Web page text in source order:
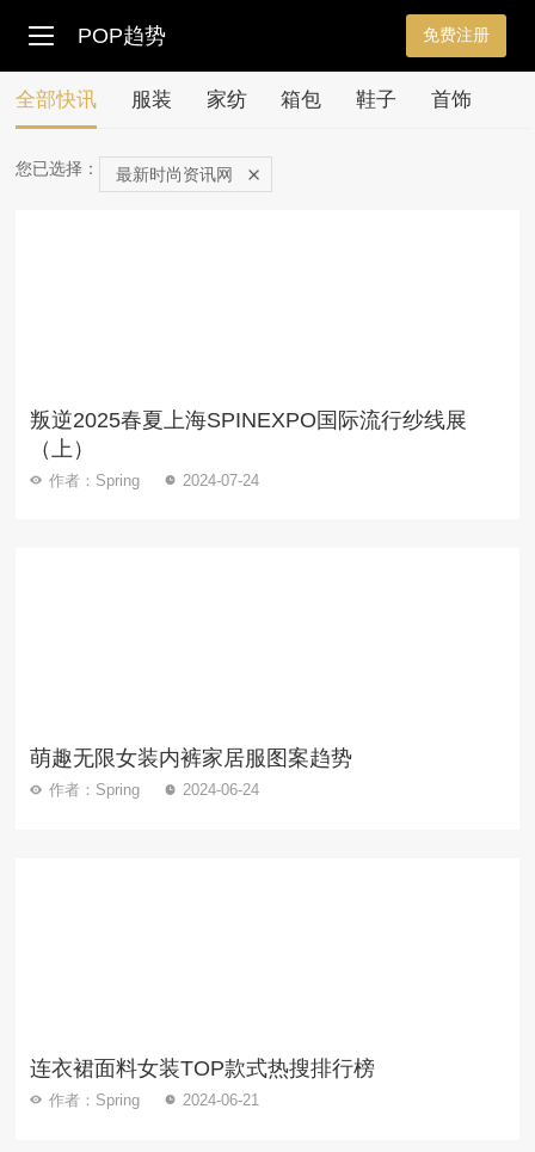
POP趋势 免费注册
全部快讯 服装 家纺 箱包 鞋子 首饰
您已选择： 最新时尚资讯网
叛逆2025春夏上海SPINEXPO国际流行纱线展
（上）
作者：Spring 2024-07-24
萌趣无限女装内裤家居服图案趋势
作者：Spring 2024-06-24
连衣裙面料女装TOP款式热搜排行榜
作者：Spring 2024-06-21